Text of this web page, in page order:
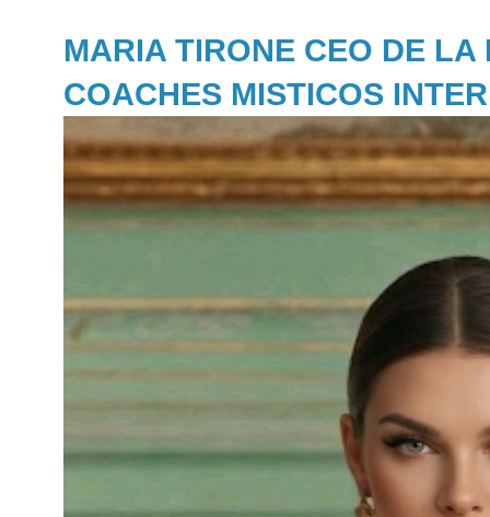
MARIA TIRONE CEO DE LA
COACHES MISTICOS